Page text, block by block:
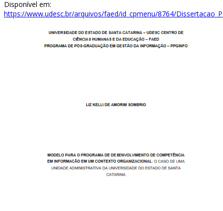
Disponível em:
https://www.udesc.br/arquivos/faed/id_cpmenu/8764/